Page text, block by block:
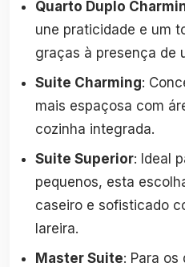
Quarto Duplo
une praticidade e um
graças à presença de
Suite Charming:
mais espaçosa com
cozinha integrada.
Suite Superior: Ideal
pequenos, esta
caseiro e sofisticado
lareira.
Master Suite: Para os